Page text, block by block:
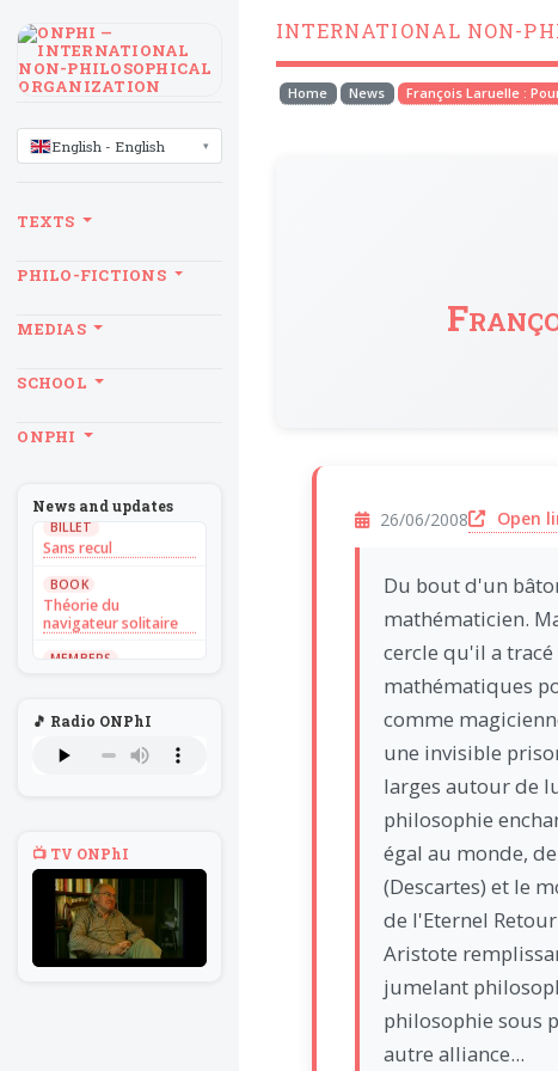
INTERNATIONAL NON-
Home News François Laruelle :
26/06/2008 Open
Du bout d'un
mathématicien.
cercle qu'il a
mathématiques
comme
une invisible
larges autour de
philosophie
égal au monde,
(Descartes) et le
de l'Eternel
Aristote
jumelant
philosophie sous
autre alliance...
LANGUAGE
English - English
TEXTS
PHILO-FICTIONS
MEDIAS
SCHOOL
ONPHI
News and updates
BILLET
Sans recul
BOOK
Théorie du
navigateur solitaire
MEMBERS
NEWS
Introduire
l'hypothèse en
philosophie
au feu direct
BILLET
Sans recul
BOOK
Théorie du
🎵 Radio ONPhI
📺 TV ONPhI